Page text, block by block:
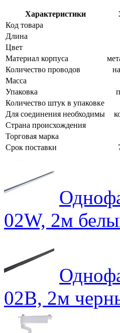
Характеристики
Код товара
Длина
Цвет
Материал корпуса
Количество проводов
Масса
Упаковка
Количество штук в упаковке
Для соединения необходимы
Страна происхождения
Торговая марка
Срок поставки
02W, 2м
02В, 2м